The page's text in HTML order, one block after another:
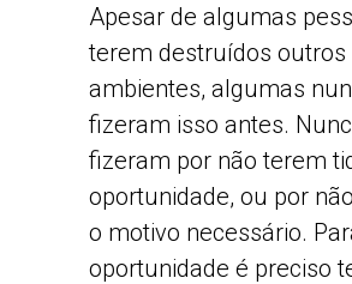
Apesar de algumas
terem destruídos outros
ambientes, algumas
fizeram isso antes.
fizeram por não terem
oportunidade, ou por
o motivo necessário.
oportunidade é preciso